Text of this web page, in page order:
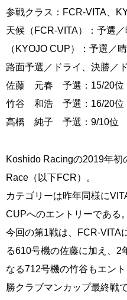
参戦クラス：FCR-VITA、
天候（FCR-VITA）：予選
（KYOJO CUP）：予選／
路面予選／ドライ、決勝／
佐藤 元春 予選：15/20位
竹谷 和浩 予選：16/20位
高橋 純子 予選：9/10位
Koshido Racingの2019年
Race（以下FCR）。
カテゴリーは昨年同様に
CUPへのエントリーである。
今回の第1戦は、FCR-VITA
る610号機の佐藤に加え、2
なる712号機の竹谷もエン
勝クラブマンカップ最終戦